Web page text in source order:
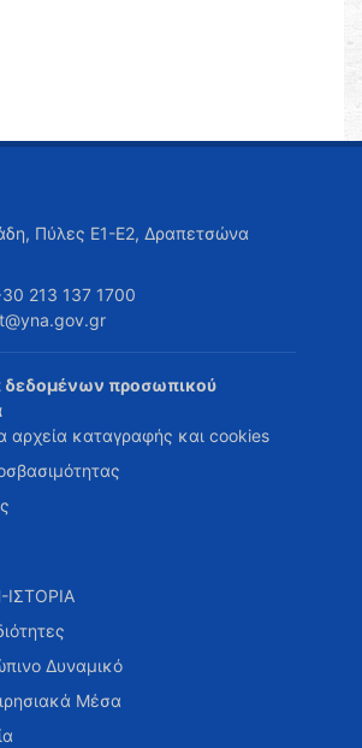
Πύλες Ε1-Ε2, Δραπετσώνα
213 137 1700
δεδομένων προσωπικού
αρχεία καταγραφής και cookies
Δυναμικό
Μέσα